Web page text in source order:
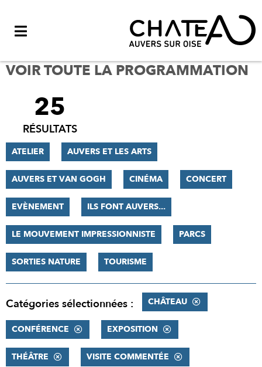
VOIR TOUTE LA PROGRAMMATION
FILTRER
RÉSULTATS
25
RÉSULTATS
ATELIER AUVERS ET LES ARTS
AUVERS ET VAN GOGH CINÉMA CONCERT
EVÈNEMENT ILS FONT AUVERS...
LE MOUVEMENT IMPRESSIONNISTE PARCS
SORTIES NATURE TOURISME
Catégories sélectionnées : CHÂTEAU
CONFÉRENCE EXPOSITION
THÉÂTRE VISITE COMMENTÉE